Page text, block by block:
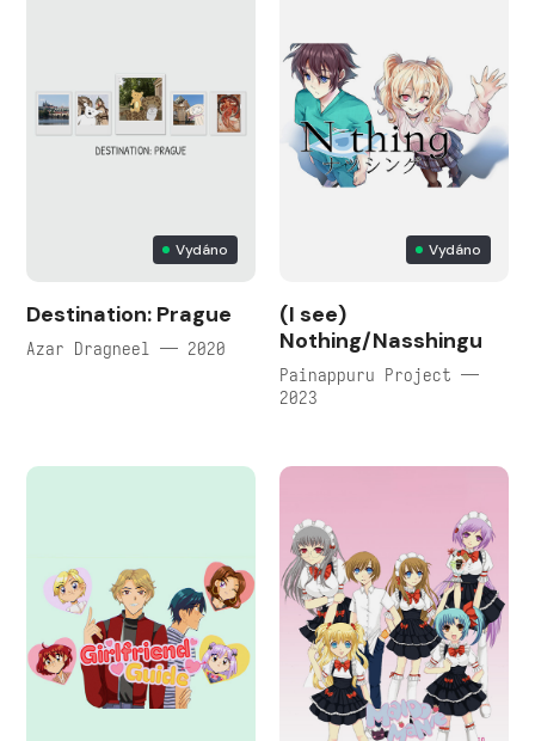
Vydáno
Destination: Prague
Azar Dragneel — 2020
Vydáno
(I see)
Nothing/Nasshingu
Painappuru Project —
2023